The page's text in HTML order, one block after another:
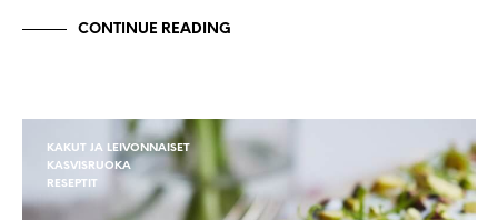
CONTINUE READING
KAKUT JA LEIVONNAISET
KASVISRUOKA
RESEPTIT